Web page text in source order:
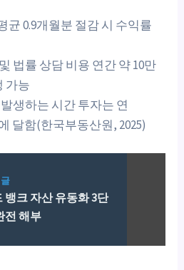
균 0.9개월분 절감 시 수익률
법률 상담 비용 연간 약 10만
가능
생하는 시간 투자는 연
달함(한국부동산원, 2025)
뱅크 자산 유동화 3단
전 해부